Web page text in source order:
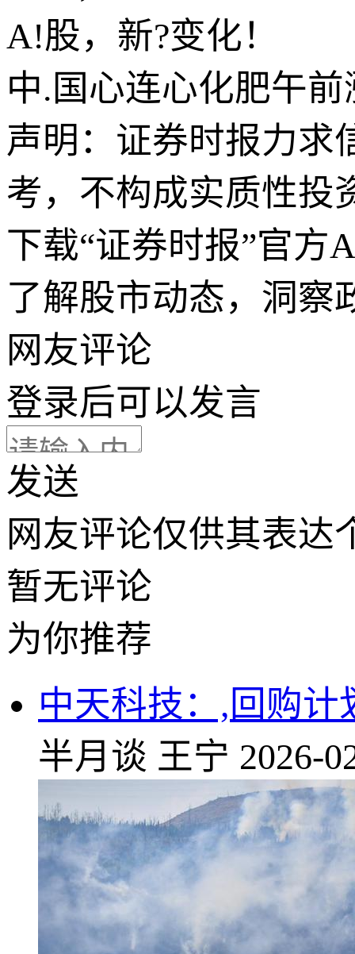
A!股，新?变化！
中.国心连心化肥午
声明：证券时报力求
考，不构成实质性投
下载“证券时报”官方
了解股市动态，洞察
网友评论
登录后可以发言
发送
网友评论仅供其表达
暂无评论
为你推荐
中天科技：,回购计
半月谈 王宁 2026-